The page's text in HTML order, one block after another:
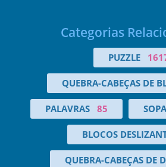
Categorias
PUZZLE
QUEBRA-CABEÇAS DE
PALAVRAS 85
BLOCOS
QUEBRA-CABEÇAS DE